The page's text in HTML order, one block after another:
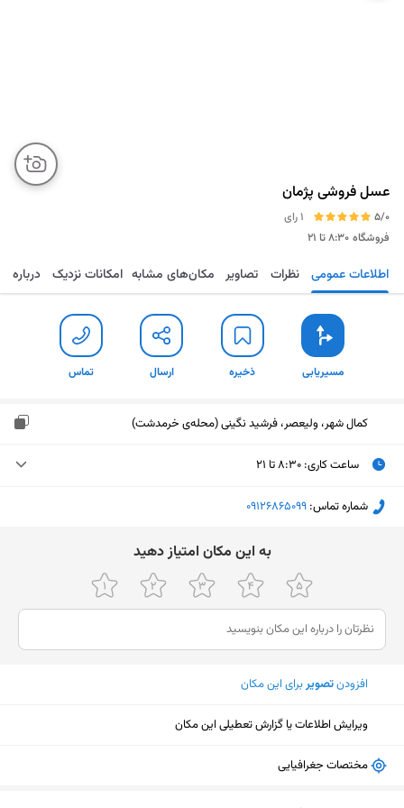
عسل فروشی پژمان
5/0
1 رای
فروشگاه ۸:۳۰ تا ۲۱
مسیریابی ذخیره ارسال تماس اطلاعات عمومی نظرات تصاویر مکان‌های مشابه امکانات نزدیک درباره
مسیریابی ذخیره ارسال تماس
کمال شهر، ولیعصر، فرشید نگینی (محله‌ی خرمدشت)
ساعت کاری: ۸:۳۰ تا ۲۱
دوشنبه (امروز)
پنجشنبه
۸:۳۰ تا ۲۱
جمعه
۸:۳۰ تا ۲۱
شنبه
یکشنبه
شماره تماس: ‎09126865099
ﺑﻪ اﯾﻦ ﻣﮑﺎن اﻣﺘﯿﺎز دﻫﯿﺪ
افزودنتصویربرای این مکان
ویرایش اطلاعات یا گزارش تعطیلی این مکان
مختصات جغرافیایی